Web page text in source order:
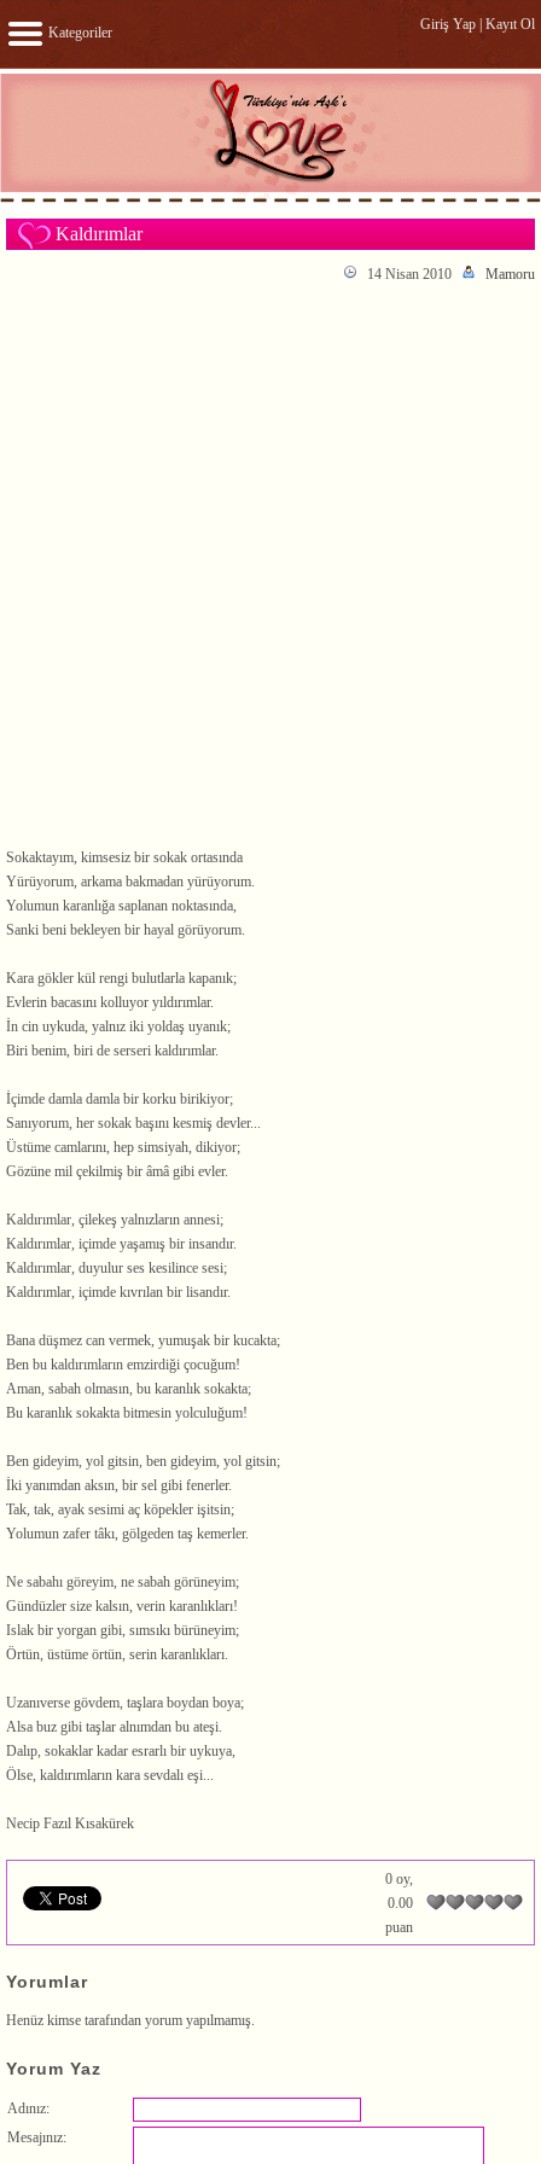
Kategoriler Giriş Yap Kayıt Ol
Kaldırımlar
14 Nisan 2010 Mamoru
Sokaktayım, kimsesiz bir sokak ortasında
Yürüyorum, arkama bakmadan yürüyorum.
Yolumun karanlığa saplanan noktasında,
Sanki beni bekleyen bir hayal görüyorum.
Kara gökler kül rengi bulutlarla kapanık;
Evlerin bacasını kolluyor yıldırımlar.
İn cin uykuda, yalnız iki yoldaş uyanık;
Biri benim, biri de serseri kaldırımlar.
İçimde damla damla bir korku birikiyor;
Sanıyorum, her sokak başını kesmiş devler...
Üstüme camlarını, hep simsiyah, dikiyor;
Gözüne mil çekilmiş bir âmâ gibi evler.
Kaldırımlar, çilekeş yalnızların annesi;
Kaldırımlar, içimde yaşamış bir insandır.
Kaldırımlar, duyulur ses kesilince sesi;
Kaldırımlar, içimde kıvrılan bir lisandır.
Bana düşmez can vermek, yumuşak bir kucakta;
Ben bu kaldırımların emzirdiği çocuğum!
Aman, sabah olmasın, bu karanlık sokakta;
Bu karanlık sokakta bitmesin yolculuğum!
Ben gideyim, yol gitsin, ben gideyim, yol gitsin;
İki yanımdan aksın, bir sel gibi fenerler.
Tak, tak, ayak sesimi aç köpekler işitsin;
Yolumun zafer tâkı, gölgeden taş kemerler.
Ne sabahı göreyim, ne sabah görüneyim;
Gündüzler size kalsın, verin karanlıkları!
Islak bir yorgan gibi, sımsıkı bürüneyim;
Örtün, üstüme örtün, serin karanlıkları.
Uzanıverse gövdem, taşlara boydan boya;
Alsa buz gibi taşlar alnımdan bu ateşi.
Dalıp, sokaklar kadar esrarlı bir uykuya,
Ölse, kaldırımların kara sevdalı eşi...
Necip Fazıl Kısakürek
0 oy,
0.00
puan
Yorumlar
Henüz kimse tarafından yorum yapılmamış.
Yorum Yaz
Adınız:
Mesajınız: